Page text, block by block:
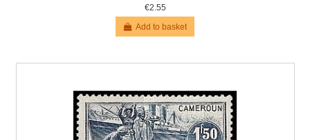
€2.55
Add to basket